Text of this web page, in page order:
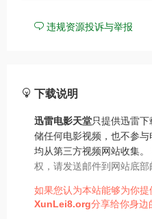
违规资源投诉与举报
下载说明
迅雷电影天堂只提供迅雷
储任何电影视频，也不参
均从第三方视频网站收集。
权，请发送邮件到网站底部
如果您认为本站能够为你
XunLei8.org分享给你身边